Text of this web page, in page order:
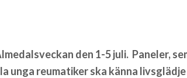
den 1-5 juli. Paneler,
reumatiker ska känna